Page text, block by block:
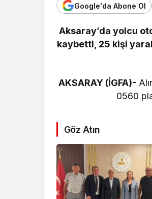
Google'da Abone Ol
Aksaray’da yolcu
kaybetti, 25 kişi
AKSARAY (İGFA)-
0560
Göz Atın